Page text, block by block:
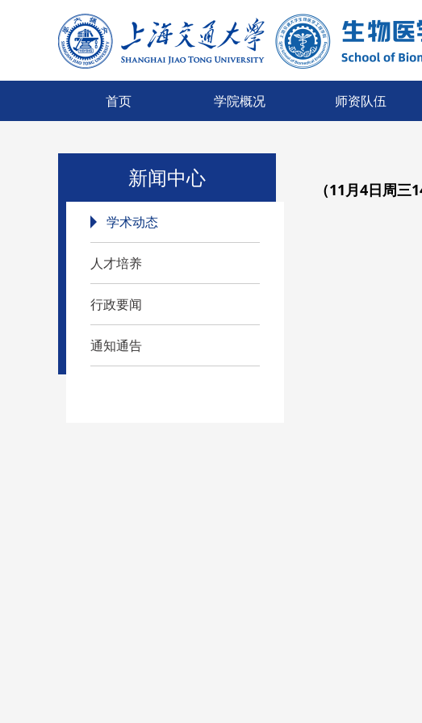
首页 学院概况 师资队伍
新闻中心
学术动态
人才培养
行政要闻
通知通告
（11月4日周